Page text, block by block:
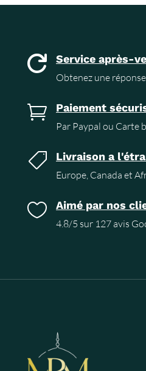
 Service après-
Obtenez une
 Paiement
Par Paypal ou Carte
 Livraison a
Europe, Canada et
 Aimé par nos
4.8/5 sur 127 avis